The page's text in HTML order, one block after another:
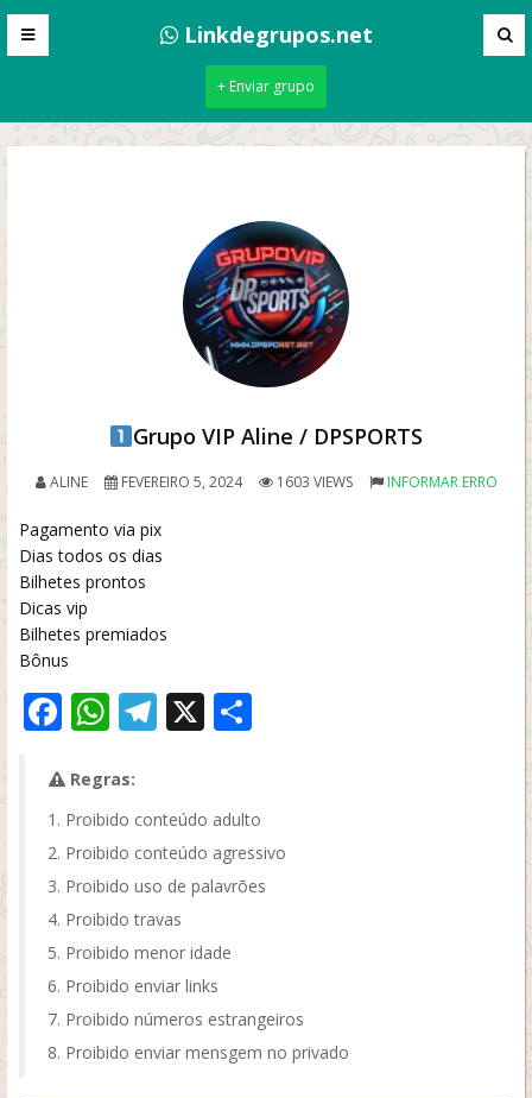
Linkdegrupos.net
+ Enviar grupo
Grupo VIP Aline / DPSPORTS
ALINE FEVEREIRO 5, 2024 1603 VIEWS INFORMAR ERRO
Pagamento via pix
Dias todos os dias
Bilhetes prontos
Dicas vip
Bilhetes premiados
Bônus
Facebook
WhatsApp
Telegram
X
Regras:
Proibido conteúdo adulto
Proibido conteúdo agressivo
Proibido uso de palavrões
Proibido travas
Proibido menor idade
Proibido enviar links
Proibido números estrangeiros
Proibido enviar mensgem no privado